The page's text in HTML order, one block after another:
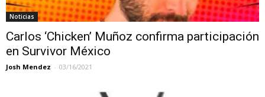
Noticias
Carlos ‘Chicken’ Muñoz confirma participación
en Survivor México
Josh Mendez - 03/16/2021